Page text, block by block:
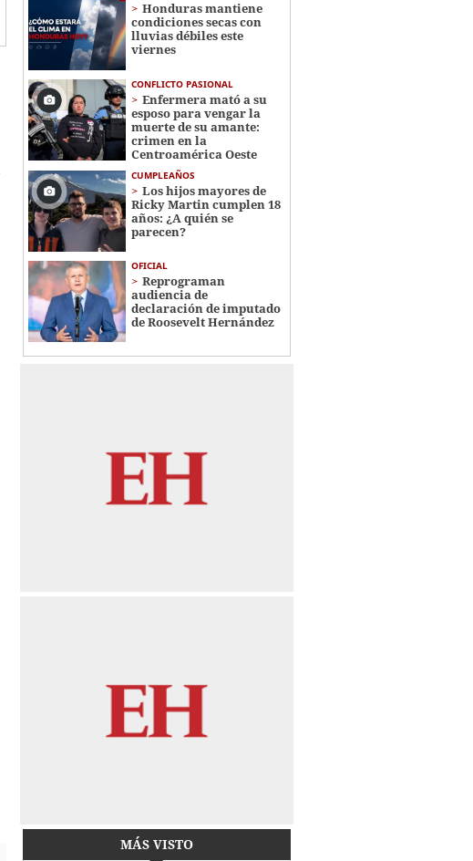
Honduras mantiene
condiciones secas con
lluvias débiles este
viernes
CONFLICTO PASIONAL
Enfermera mató a su
esposo para vengar la
muerte de su amante:
crimen en la
Centroamérica Oeste
CUMPLEAÑOS
Los hijos mayores de
Ricky Martin cumplen 18
años: ¿A quién se
parecen?
OFICIAL
Reprograman
audiencia de
declaración de imputado
de Roosevelt Hernández
MÁS VISTO